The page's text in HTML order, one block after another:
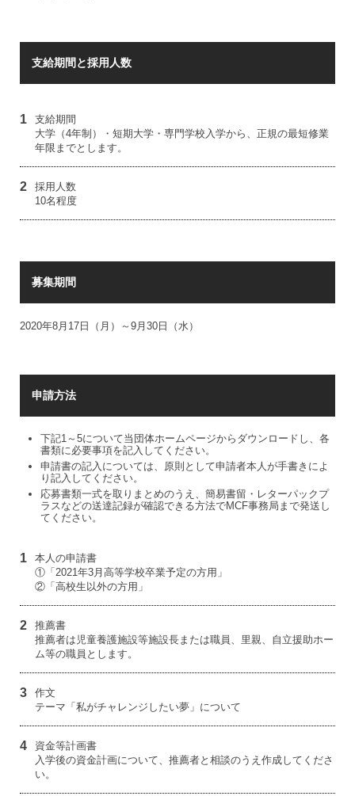
支給期間と採用人数
1
支給期間
大学（4年制）・短期大学・専門学校入学から、正規の最短修業
年限までとします。
2
採用人数
10名程度
募集期間
2020年8月17日（月）～9月30日（水）
申請方法
下記1～5について当団体ホームページからダウンロードし、各
書類に必要事項を記入してください。
申請書の記入については、原則として申請者本人が手書きによ
り記入してください。
応募書類一式を取りまとめのうえ、簡易書留・レターパックプ
ラスなどの送達記録が確認できる方法でMCF事務局まで発送し
てください。
1
本人の申請書
①「2021年3月高等学校卒業予定の方用」
②「高校生以外の方用」
2
推薦書
推薦者は児童養護施設等施設長または職員、里親、自立援助ホー
ム等の職員とします。
3
作文
テーマ「私がチャレンジしたい夢」について
4
資金等計画書
入学後の資金計画について、推薦者と相談のうえ作成してくださ
い。